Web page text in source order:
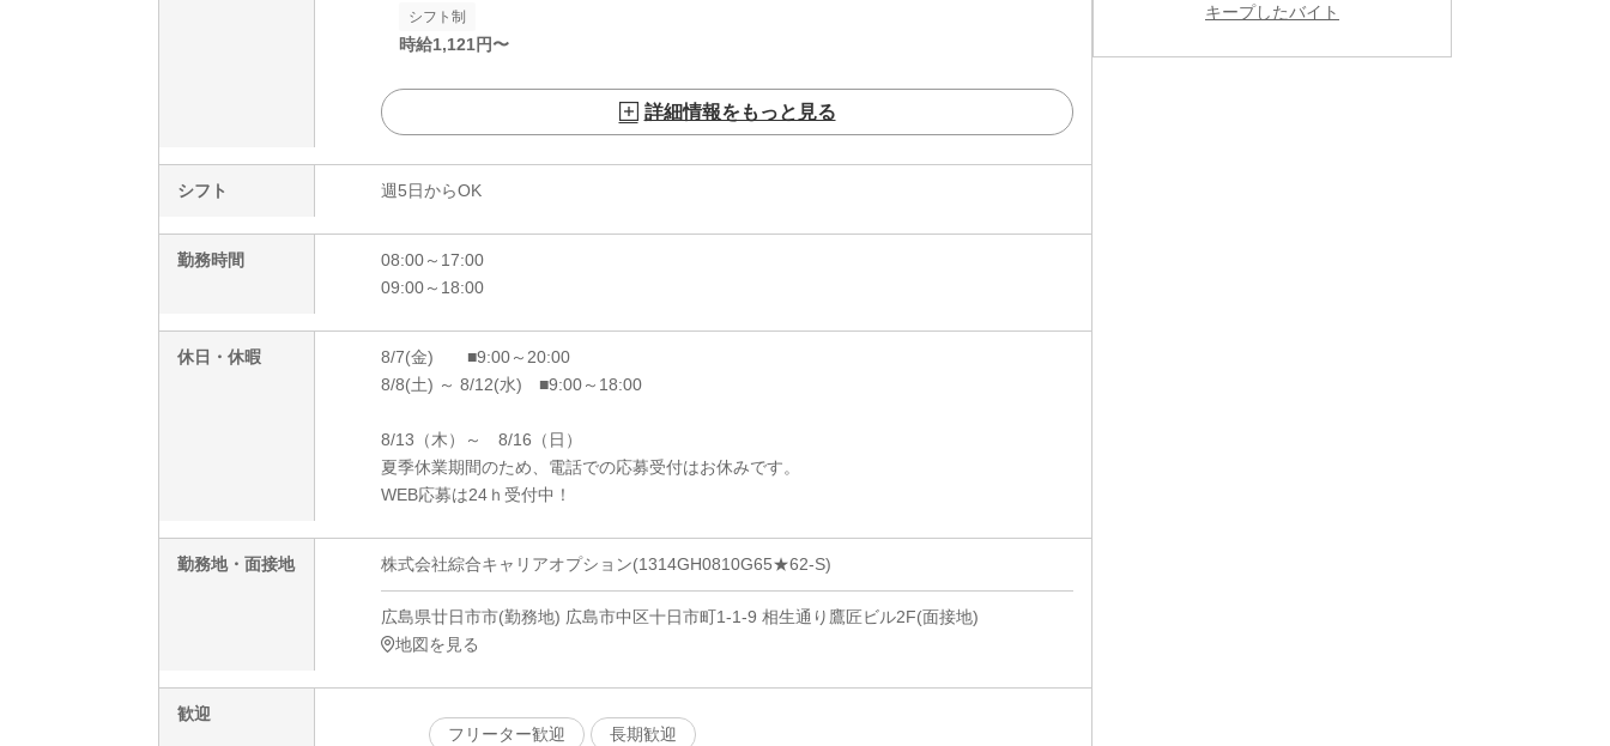
シフト制
時給1,121円〜
詳細情報をもっと見る
シフト 週5日からOK
勤務時間
08:00～17:00
09:00～18:00
休日・休暇
8/7(金) ■9:00～20:00
8/8(土) ～ 8/12(水) ■9:00～18:00
8/13（木）～ 8/16（日）
夏季休業期間のため、電話での応募受付はお休みです。
WEB応募は24ｈ受付中！
勤務地・面接地 株式会社綜合キャリアオプション(1314GH0810G65★62-S)
広島県廿日市市(勤務地) 広島市中区十日市町1-1-9 相生通り鷹匠ビル2F(面接地)
地図を見る
歓迎
フリーター歓迎
長期歓迎
キープしたバイト